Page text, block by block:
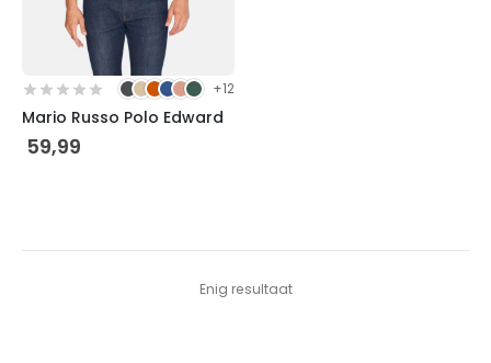
productpagina
+12
Mario Russo Polo Edward
59,99
Enig resultaat